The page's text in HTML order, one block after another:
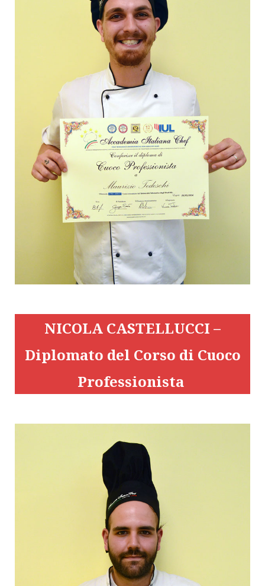
NICOLA CASTELLUCCI –
Diplomato del Corso di Cuoco
Professionista